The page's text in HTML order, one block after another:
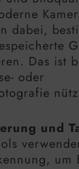
dabei,
Das ist
oder
und
um